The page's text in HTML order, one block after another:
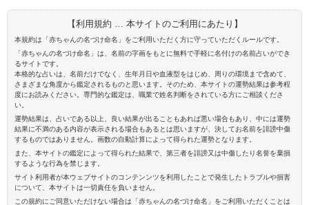
【利用規約 … 本サイトのご利用にあたり】
本規約は「赤ちゃんの名づけ命名」をご利用いただく方に守っていただくルールです。
「赤ちゃんの名づけ命名」は、名前の字画をもとに無料で手軽に名付けの名前占いができ
るサイトです。
本格的な占いは、名前だけでなく、生年月日や血液型をはじめ、周りの環境まで含めて、
さまざまな角度から鑑定されるものと思います。そのため、本サイトの運勢結果は参考程
度にお読みください。専門的な鑑定は、職業で姓名判断をされている方にご相談くださ
い。
運勢結果は、占いである以上、良い結果が出ることもあれば悪い場合もあり、中には運勢
結果に不満のある内容が表示される場合もあるとは思いますが、決してお名前を誹謗中傷
するものではありません。画数の自動計算によって得られた運勢となります。
また、本サイトの鑑定によって得られた結果で、第三者を誹謗又は中傷したり名誉を棄損
するような行為を禁じます。
サイト利用者が本ウェブサイトのコンテンンツを利用したことで発生したトラブルや損害
について、本サイトは一切責任を負いません。
この規約にご同意いただけない場合は「赤ちゃんの名づけ命名」をご利用いただくことは